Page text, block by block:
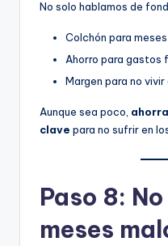
No solo hablamos de
Colchón para
Ahorro para gastos
Margen para no vivir
Aunque sea poco,
clave para no sufrir en
Paso 8:
meses